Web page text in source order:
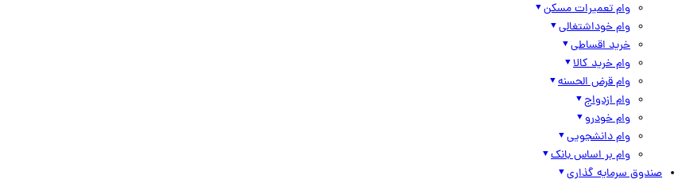
وام تعمیرات مسکن
وام خوداشتغالی
خرید اقساطی
وام خرید کالا
وام قرض الحسنه
وام ازدواج
وام خودرو
وام دانشجویی
وام بر اساس بانک
صندوق سرمایه گذاری